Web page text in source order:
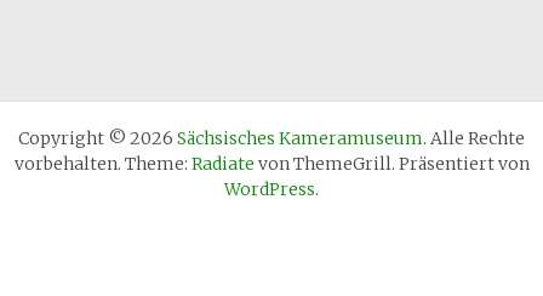
Copyright © 2026 Sächsisches Kameramuseum. Alle Rechte
vorbehalten. Theme: Radiate von ThemeGrill. Präsentiert von
WordPress.